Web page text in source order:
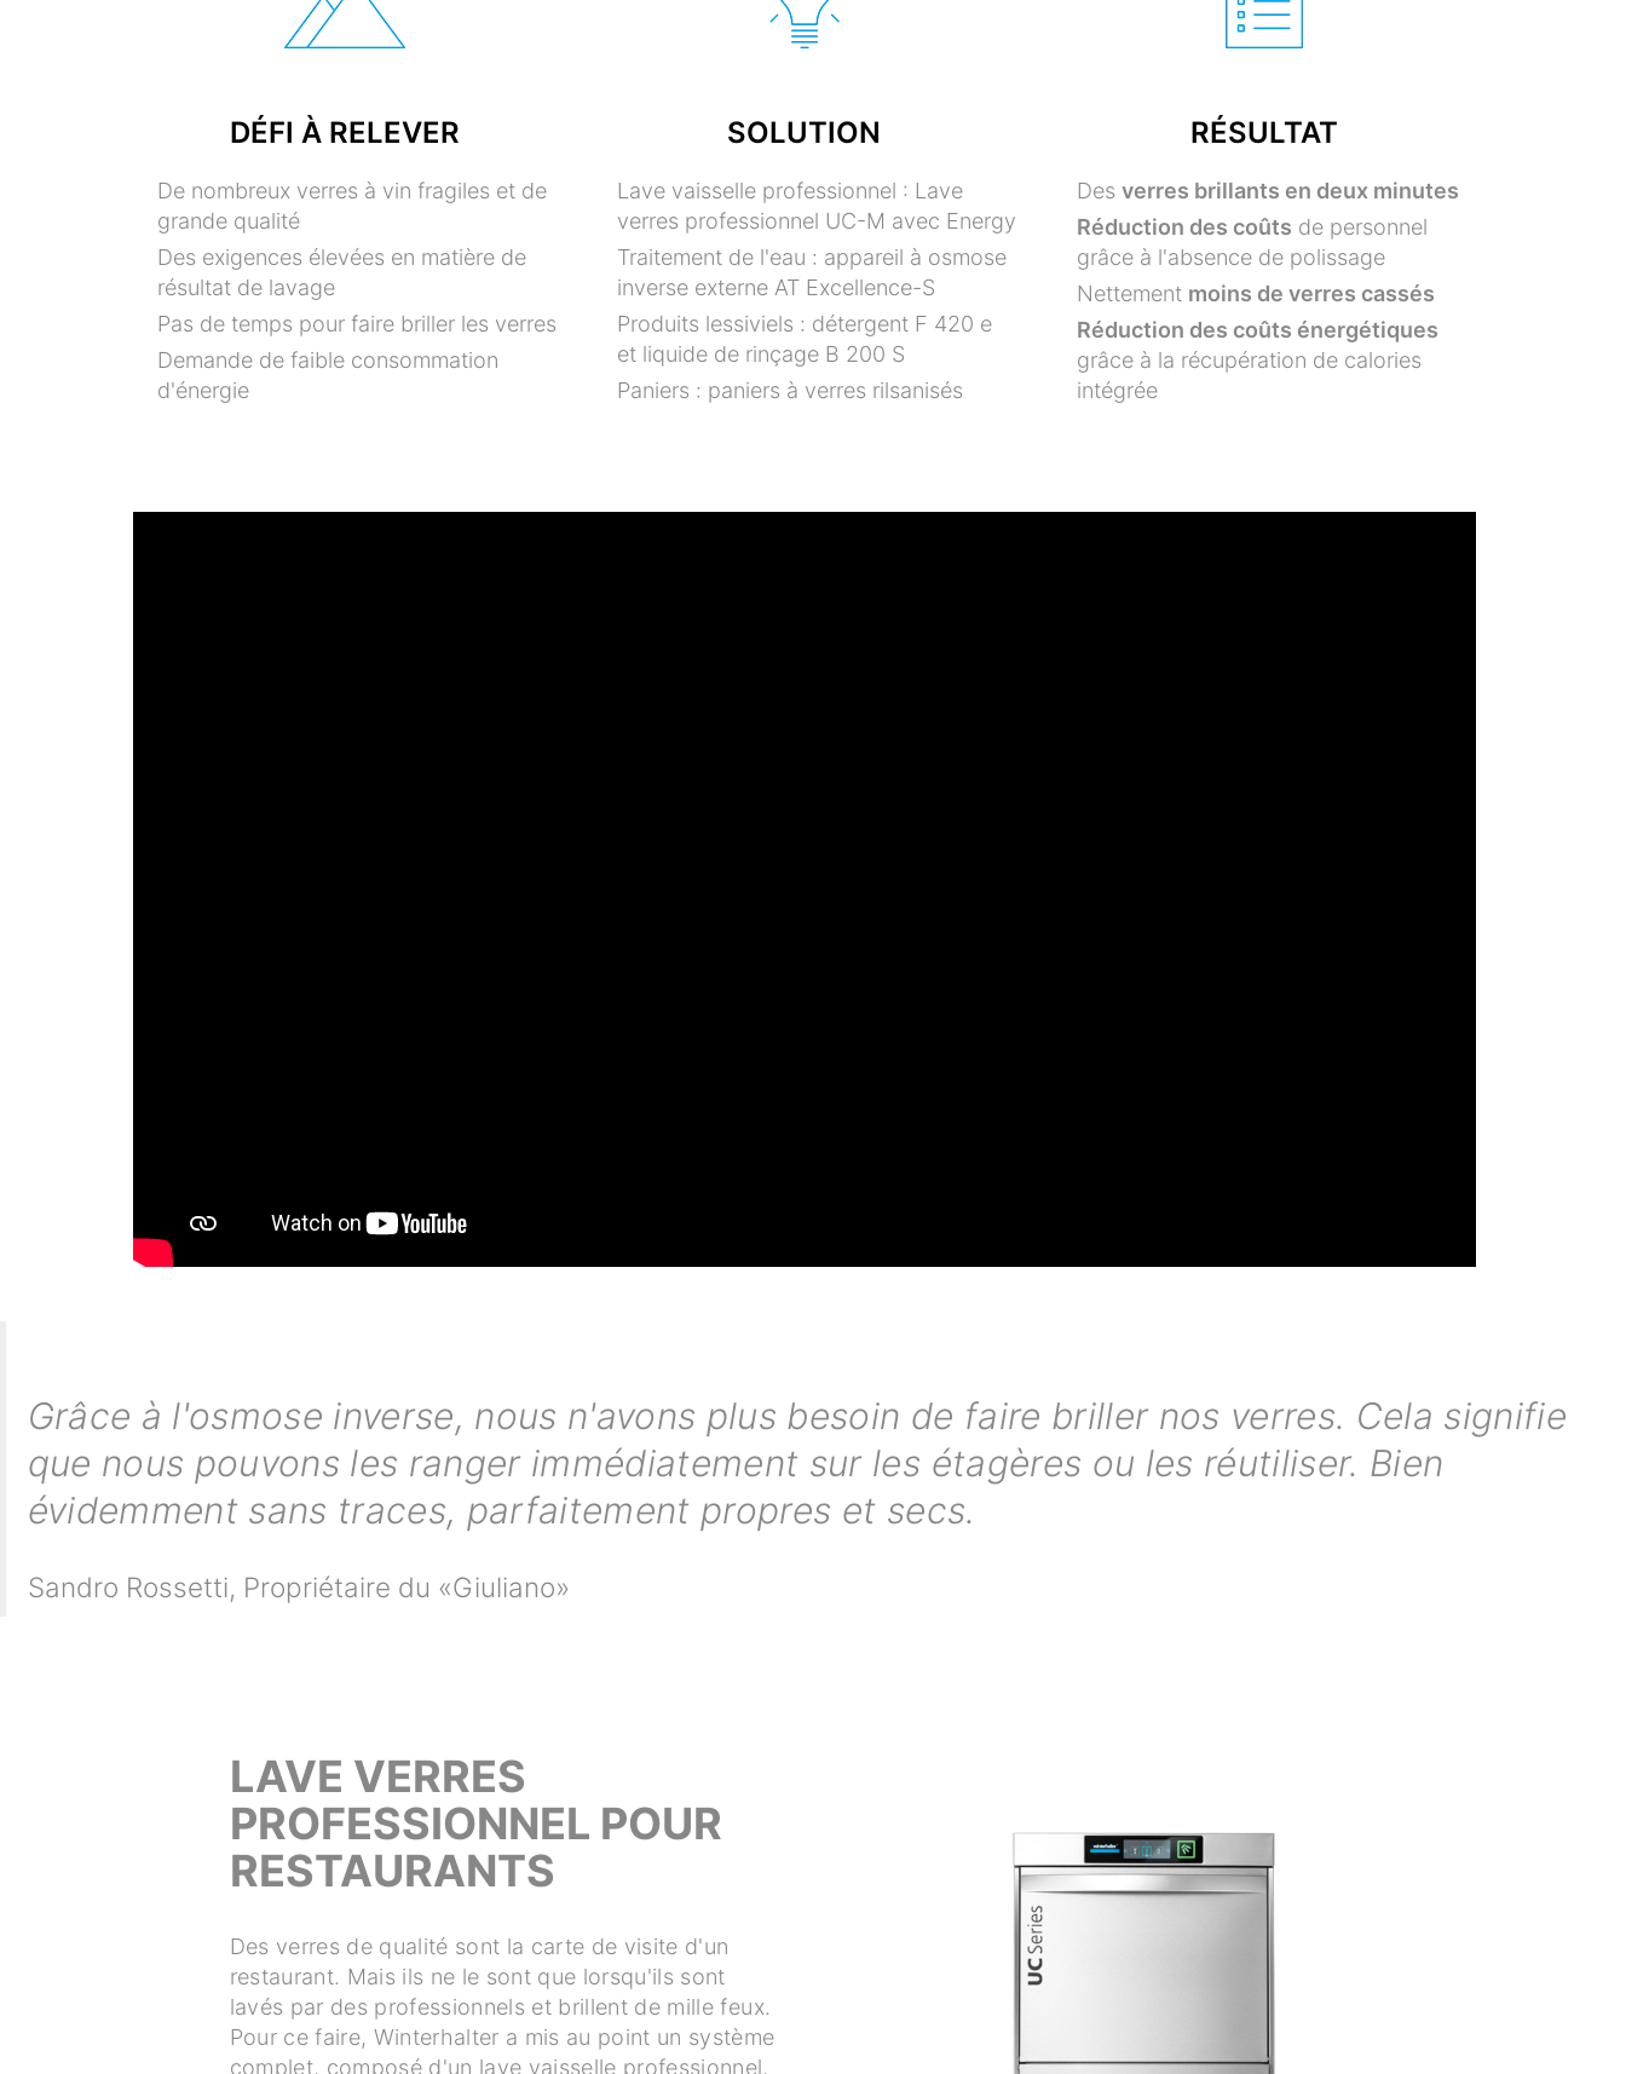
DÉFI À RELEVER
De nombreux verres à vin fragiles et de
grande qualité
Des exigences élevées en matière de
résultat de lavage
Pas de temps pour faire briller les verres
Demande de faible consommation
d'énergie
SOLUTION
Lave vaisselle professionnel : Lave
verres professionnel UC-M avec Energy
Traitement de l'eau : appareil à osmose
inverse externe AT Excellence-S
Produits lessiviels : détergent F 420 e
et liquide de rinçage B 200 S
Paniers : paniers à verres rilsanisés
RÉSULTAT
Des verres brillants en deux minutes
Réduction des coûts de personnel
grâce à l'absence de polissage
Nettement moins de verres cassés
Réduction des coûts énergétiques
grâce à la récupération de calories
intégrée
Grâce à l'osmose inverse, nous n'avons plus besoin de faire briller nos verres. Cela signifie
que nous pouvons les ranger immédiatement sur les étagères ou les réutiliser. Bien
évidemment sans traces, parfaitement propres et secs.
Sandro Rossetti, Propriétaire du «Giuliano»
LAVE VERRES
PROFESSIONNEL POUR
RESTAURANTS
Des verres de qualité sont la carte de visite d'un
restaurant. Mais ils ne le sont que lorsqu'ils sont
lavés par des professionnels et brillent de mille feux.
Pour ce faire, Winterhalter a mis au point un système
complet, composé d'un lave vaisselle professionnel,